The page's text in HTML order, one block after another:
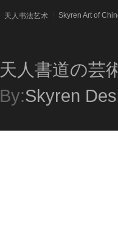
天人书法艺术 Skyren Art of
天人書道の芸
By:Skyren